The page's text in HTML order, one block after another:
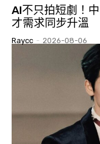
AI不只拍短劇！
才需求同步升溫
Raycc - 2026-08-06